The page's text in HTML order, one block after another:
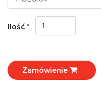
Ilość *
Zamówienie